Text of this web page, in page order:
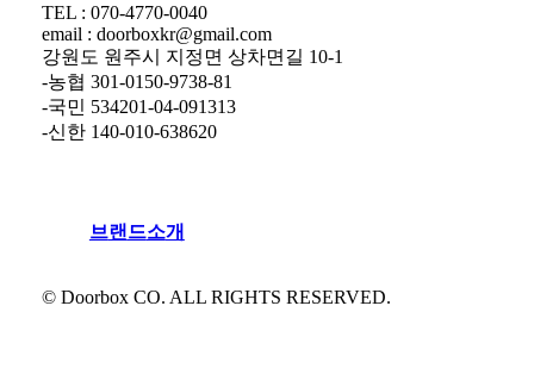
TEL : 070-4770-0040
email : doorboxkr@gmail.com
강원도 원주시 지정면 상차면길 10-1
-농협 301-0150-9738-81
-국민 534201-04-091313
-신한 140-010-638620
브랜 드소개
© Doorbox CO. ALL RIGHTS RESERVED.